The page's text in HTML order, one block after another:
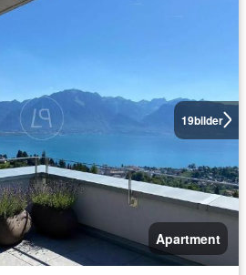
19bilder
Apartment